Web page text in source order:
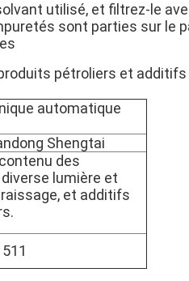
utilisé, et filtrez-le
sont parties sur le
pétroliers et
automatique
Shengtai
des
lumière et
et additifs